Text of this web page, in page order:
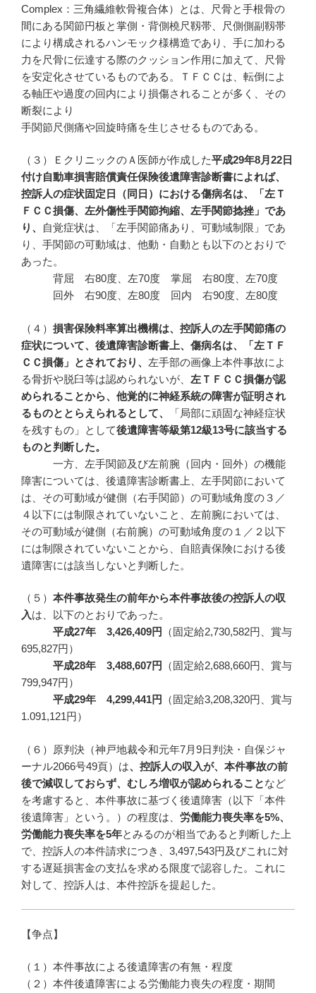
Complex：三角繊維軟骨複合体）とは、尺骨と手根骨の
間にある関節円板と掌側・背側橈尺靱帯、尺側側副靱帯
により構成されるハンモック様構造であり、手に加わる
力を尺骨に伝達する際のクッション作用に加えて、尺骨
を安定化させているものである。ＴＦＣＣは、転倒によ
る軸圧や過度の回内により損傷されることが多く、その
断裂により
手関節尺側痛や回旋時痛を生じさせるものである。
（３）ＥクリニックのＡ医師が作成した平成29年8月22 日
付け自動車損害賠償責任保険後遺障害診断書によれば、
控訴人の症状固定日（同日）における傷病名は、「左Ｔ
ＦＣＣ損傷、左外傷性手関節拘縮、左手関節捻挫」であ
り、
自覚症状は、「左手関節痛あり、可動域制限」であ
り、手関節の可動域は、他動・自動とも以下のとおりで
あった。
背屈 右80度、左70度 掌屈 右80度、左70度
回外 右90度、左80度 回内 右90度、左80度
（４） 損害保険料率算出機構は、控訴人の左手関節痛の
症状について、後遺障害診断書上、傷病名は、「左ＴＦ
ＣＣ損傷」とされており、 左手部の画像上本件事故によ
る骨折や脱臼等は認められないが、 左ＴＦＣＣ損傷が認
められることから、他覚的に神経系統の障害が証明され
るものととらえられるとして、
「局部に頑固な神経症状
を残すもの」として後遺障害等級第12級13号に該当する
ものと判断した。
一方、左手関節及び左前腕（回内・回外）の機能
障害については、後遺障害診断書上、左手関節において
は、その可動域が健側（右手関節）の可動域角度の３／
４以下には制限されていないこと、左前腕においては、
その可動域が健側（右前腕）の可動域角度の１／２以下
には制限されていないことから、自賠責保険における後
遺障害には該当しないと判断した。
（５） 本件事故発生の前年から本件事故後の控訴人の収
入は、以下のとおりであった。
平成27年 3,426,409円
（固定給2,730,582円、賞与
695,827円）
平成28年 3,488,607円
（固定給2,688,660円、賞与
799,947円）
平成29年 4,299,441円
（固定給3,208,320円、賞与
1.091,121円）
（６）原判決（神戸地裁令和元年7月9日判決・自保ジャ
ーナル2066号49頁）は、控訴人の収入が、本件事故の前
後で減収しておらず、むしろ増収が認められることなど
を考慮すると、本件事故に基づく後遺障害（以下「本件
後遺障害」という。）の程度は、 労働能力喪失率を5%、
労働能力喪失率を5年とみるのが相当であると判断した上
で、控訴人の本件請求につき、3,497,543円及びこれに対
する遅延損害金の支払を求める限度で認容した。これに
対して、控訴人は、本件控訴を提起した。
【争点】
（１）本件事故による後遺障害の有無・程度
（２）本件後遺障害による労働能力喪失の程度・期間